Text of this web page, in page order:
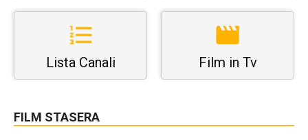
Lista Canali Film in Tv
FILM STASERA